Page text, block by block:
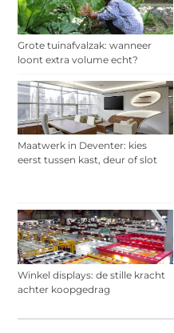
Grote tuinafvalzak: wanneer
loont extra volume echt?
Maatwerk in Deventer: kies
eerst tussen kast, deur of slot
Winkel displays: de stille kracht
achter koopgedrag